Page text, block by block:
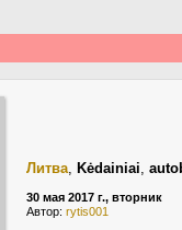
Литва, Kėdainiai,
30 мая 2017 г., вторник
Автор: rytis001